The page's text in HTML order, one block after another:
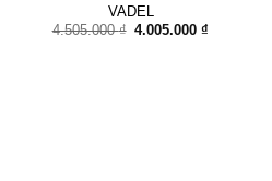
VADEL
4.505.000₫ Giá
4.005.000₫